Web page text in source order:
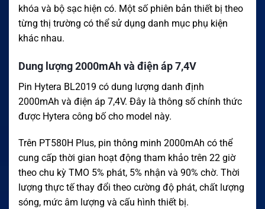
khóa và bộ sạc hiện có. Một số phiên bản thiết bị theo
từng thị trường có thể sử dụng danh mục phụ kiện
khác nhau.
Dung lượng 2000mAh và điện áp 7,4V
Pin Hytera BL2019 có dung lượng danh định
2000mAh và điện áp 7,4V. Đây là thông số chính thức
được Hytera công bố cho model này.
Trên PT580H Plus, pin thông minh 2000mAh có thể
cung cấp thời gian hoạt động tham khảo trên 22 giờ
theo chu kỳ TMO 5% phát, 5% nhận và 90% chờ. Thời
lượng thực tế thay đổi theo cường độ phát, chất lượng
sóng, mức âm lượng và cấu hình thiết bị.